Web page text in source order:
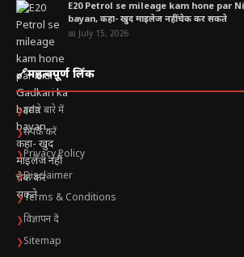
E20 Petrol se mileage kam hone par
bayan, कहा- खुद माइलेज नहीं चेक कर सकते
📅 July 15, 2026
🔗महत्वपूर्ण लिंक
❯हमारे बारे में
❯संपर्क करें
❯Privacy Policy
❯Disclaimer
❯Terms & Conditions
❯विज्ञापन दें
❯Sitemap